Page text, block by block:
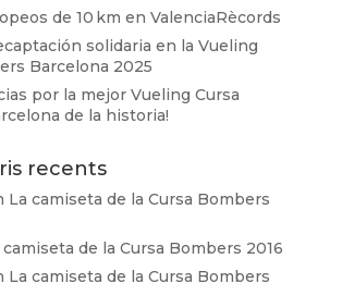
de 10 km en ValenciaRècords
solidaria en la Vueling
Barcelona 2025
por la mejor Vueling Cursa
de la historia!
recents
La camiseta de la Cursa Bombers
camiseta de la Cursa Bombers 2016
La camiseta de la Cursa Bombers